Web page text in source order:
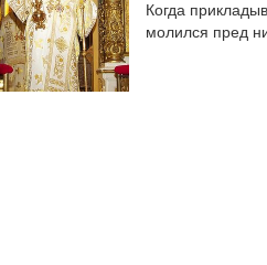
Когда
молился пред